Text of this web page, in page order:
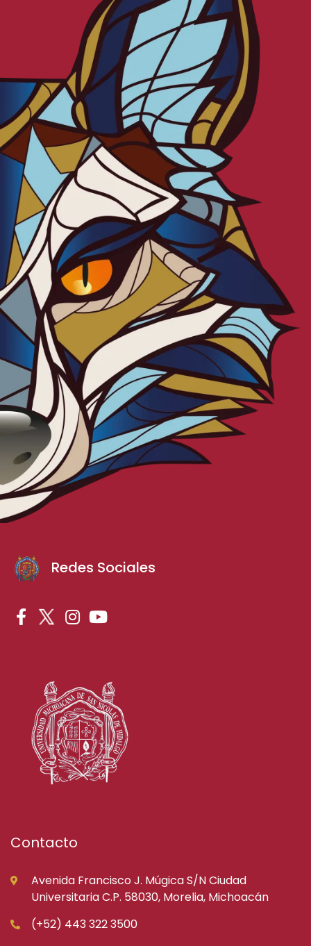
Redes Sociales
Contacto
Avenida Francisco J. Múgica S/N Ciudad
Universitaria C.P. 58030, Morelia, Michoacán
(+52) 443 322 3500